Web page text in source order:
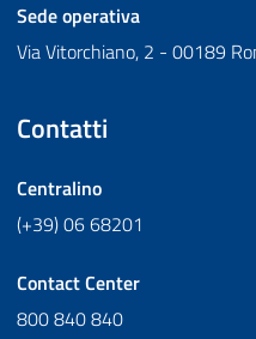
Sede operativa
Via Vitorchiano, 2 - 00189
Contatti
Centralino
(+39) 06 68201
Contact Center
800 840 840